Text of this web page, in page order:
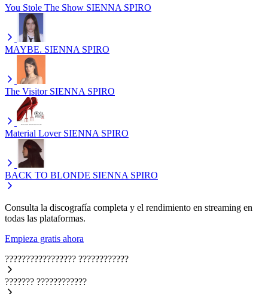
You Stole The Show SIENNA SPIRO
MAYBE. SIENNA SPIRO
The Visitor SIENNA SPIRO
Material Lover SIENNA SPIRO
BACK TO BLONDE SIENNA SPIRO
Consulta la discografía completa y el rendimiento en streaming en
todas las plataformas.
Empieza gratis ahora
????????????????? ????????????
??????? ????????????